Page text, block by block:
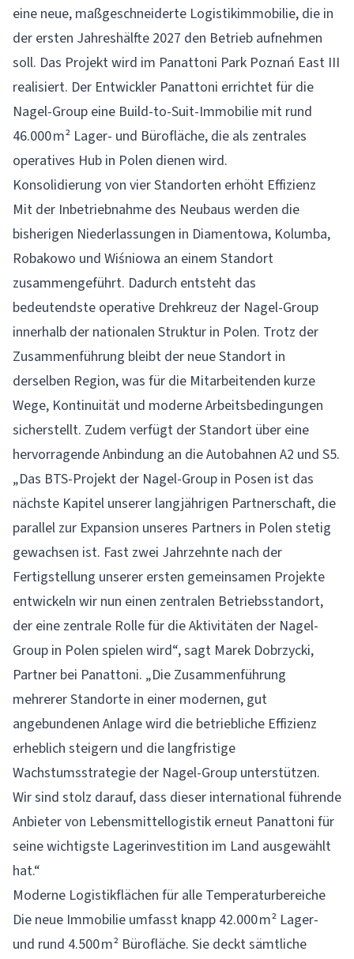
eine neue, maßgeschneiderte Logistikimmobilie, die in
der ersten Jahreshälfte 2027 den Betrieb aufnehmen
soll. Das Projekt wird im Panattoni Park Poznań East III
realisiert. Der Entwickler Panattoni errichtet für die
Nagel-Group eine Build-to-Suit-Immobilie mit rund
46.000 m² Lager- und Bürofläche, die als zentrales
operatives Hub in Polen dienen wird.
Konsolidierung von vier Standorten erhöht Effizienz
Mit der Inbetriebnahme des Neubaus werden die
bisherigen Niederlassungen in Diamentowa, Kolumba,
Robakowo und Wiśniowa an einem Standort
zusammengeführt. Dadurch entsteht das
bedeutendste operative Drehkreuz der Nagel-Group
innerhalb der nationalen Struktur in Polen. Trotz der
Zusammenführung bleibt der neue Standort in
derselben Region, was für die Mitarbeitenden kurze
Wege, Kontinuität und moderne Arbeitsbedingungen
sicherstellt. Zudem verfügt der Standort über eine
hervorragende Anbindung an die Autobahnen A2 und S5.
„Das BTS-Projekt der Nagel-Group in Posen ist das
nächste Kapitel unserer langjährigen Partnerschaft, die
parallel zur Expansion unseres Partners in Polen stetig
gewachsen ist. Fast zwei Jahrzehnte nach der
Fertigstellung unserer ersten gemeinsamen Projekte
entwickeln wir nun einen zentralen Betriebsstandort,
der eine zentrale Rolle für die Aktivitäten der Nagel-
Group in Polen spielen wird“, sagt Marek Dobrzycki,
Partner bei Panattoni. „Die Zusammenführung
mehrerer Standorte in einer modernen, gut
angebundenen Anlage wird die betriebliche Effizienz
erheblich steigern und die langfristige
Wachstumsstrategie der Nagel-Group unterstützen.
Wir sind stolz darauf, dass dieser international führende
Anbieter von Lebensmittellogistik erneut Panattoni für
seine wichtigste Lagerinvestition im Land ausgewählt
hat.“
Moderne Logistikflächen für alle Temperaturbereiche
Die neue Immobilie umfasst knapp 42.000 m² Lager-
und rund 4.500 m² Bürofläche. Sie deckt sämtliche